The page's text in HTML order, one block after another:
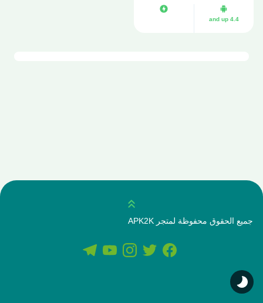
4.4 and up
انتقل للاعلى
جميع الحقوق محفوظة لمتجر APK2K